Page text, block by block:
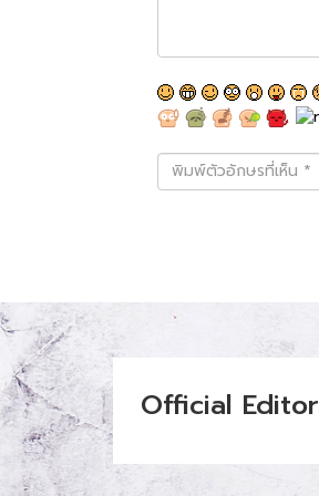
พิมพ์
ตัว
Official Editor